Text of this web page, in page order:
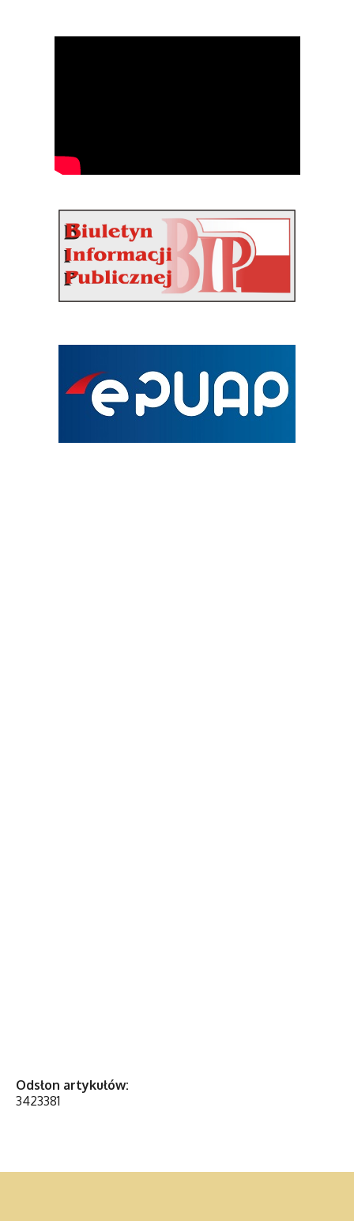
Odsłon artykułów:
3423381